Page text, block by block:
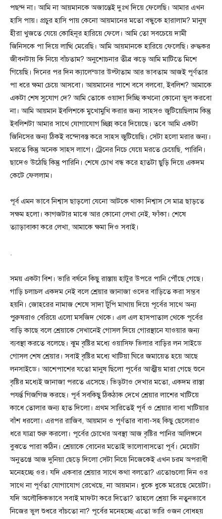
পছন্দ না। আমি না আয়মানকে অজান্তেই দুঃখ দিয়ে ফেলেছি। আমার এখন
হাসি পায়। প্রচুর হাসি পায় কেনো আয়মানের মতো বন্ধুকে হারালাম? মানুষ
হীরা খুজতে যেয়ে কোহিনূর হারিয়ে ফেলে। আমি তো সবচেয়ে দামী
জিনিসকে পা দিয়ে লাত্থি মেরেছি। আমি আয়মানকে হারিয়ে ফেলেছি। রুদ্ধকর
জীবনটায় কি নিয়ে বাঁচতাম? অনুশোচনার তীব্র ঝড়ে আমি মাটিতে মিশে
গিয়েছি। দিনের পর দিন ক্যালেন্ডার উল্টাতাম আর ভাবতাম আজই পূর্ণতার
পা ধরে ক্ষমা চেয়ে আসবো। আয়মানের পাশে বসে বলবো, ইবলিশ? আমাকে
একটা শেষ সুযোগ দে? আমি তোকে ওয়াদা দিচ্ছি কখনো কোনো ভুল করবো
না। আমি আয়মান ইবলিশকে মুখোমুখি করার জন্য সাহসও জুটিয়েছিলাম কিন্তু
ইবলিশটা আমার সাথে যোগাযোগ চ্ছিন্ন করে দিয়েছে। তবে আমি একটা
জিনিসের জন্য ঠিকই বন্দোবস্ত করে সাহস জুটিয়েছি। সেটা হলো মরার জন্য।
মরতে কিন্তু অনেক সাহস লাগে। ট্রেনের নিচে যেয়ে মরতে চেয়েছি, পারিনি।
ছাদেও উঠেছি কিন্তু পারিনি। শেষে চোখ বন্ধ করে হাতটা ছুড়ি দিয়ে একদম
কেটে ফেললাম।
পূর্ব এমন ভাবে নিশ্বাস ছাড়লো যেনো আটকে থাকা নিশ্বাস সে মাত্র ছাড়তে
সক্ষম হলো। কাগজটার মাঝে আর কোনো লেখা নেই, ফাঁকা। শেষে
ত্যাড়াবাকা করে লেখা, আমাকে ক্ষমা দিও সবাই।
.
সময় একটা বিশ। ভারি বর্ষনে কিছু রাস্তায় হাটুর উপরে পানি পৌঁছে গেছে।
গাড়ি চলাচল একদম নেই বলে শ্রেয়ার জানাজা ওদের বাড়িতে করা সম্ভব
হয়নি। জোহরের নামাজ শেষে সাদা টুপি মাথায় দিয়ে পূর্বের সাথে অন্য
পুরুষরাও বেরিয়ে এলো মসজিদ থেকে। এল এল হাসপাতাল থেকে পূর্বের
বাড়ি কাছে বলে শ্রেয়াকে সেখানেই গোসল দিয়ে গোরস্থানে যাওয়ার জন্য
ব্যবস্থা করতে বলেছে। ঝুম বৃষ্টির মধ্যে ওয়াসিফ ভিলার বাড়ির লন সাইডে
গোসল শেষ শ্রেয়ার। সবাই বৃষ্টির মধ্যে খাটিয়া ঘিরে জমায়েত হয়ে আছে
লনসাইডে। আশেপাশের যতো মানুষ ছিলো পূর্বের আত্মীয় মারা গেছে শুনে
বৃষ্টির মধ্যেই জানাজা পরতে এসেছে। ভিড়টাও দেখার মতো, একদম রাস্তা
পযর্ন্ত গিজগিজ করছে। পূর্ব সবকিছু ঠিকঠাক দেখে শ্রেয়ার লাশের খাটিয়ে
কাধে তোলার জন্য হাত দিলো। প্রথম সারিতেই পূর্ব ও শ্রেয়ার বাবা খাটিয়ার
বাঁশ ধরলো। এরপর রাজিব, আয়মান ও পূর্ণতার বাবা-সহ কিছু ছেলেরাও
ধরে যাত্রা শুরু করলো। পূর্বের চোখের অবস্থা আজ বৃষ্টির পানির আলিঙ্গনে
বুঝতে পারা কঠিন। শ্রেয়াকে বোনের মতোই ভালোবাসতো পূর্ব। মেয়েটা
অনুতপ্তে আজ দুনিয়া ছেড়ে দিলো সেটা নিয়ে নিজেকেই এখন চরম অপরাধী
মনেহচ্ছে ওর। যদি একবার শ্রেয়ার সাথে কথা বলতো? এতোগুলো দিন ওর
সাথে না পূর্ণতা যোগাযোগ রেখেছে, না আয়মান। ধুকে ধুকে মরেছে মেয়েটা।
যদি অলৌকিকভাবে সবাই মাফটা করে দিতো? তাহলে শ্রেয়া কি নতুনভাবে
নিজের ভুল শুধরে বাঁচতো না? পূর্বের মনেহচ্ছে এতো ভারি ওজন বোধহয়